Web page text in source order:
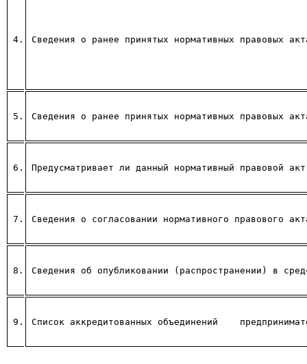
4. Сведения о ранее принятых нормативных правовых
5. Сведения о ранее принятых нормативных правовых
6. Предусматривает ли данный нормативный правовой
7. Сведения о согласовании нормативного правового
8. Сведения об опубликовании (распространении) в
9. Список аккредитованных объединений